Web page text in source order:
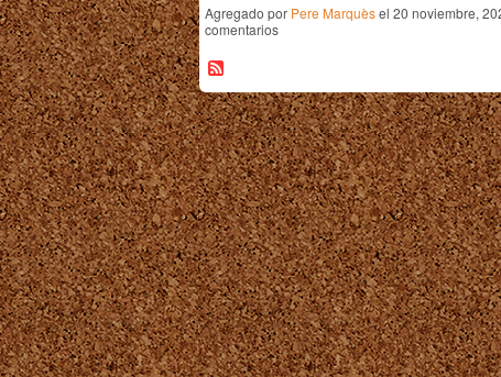
Agregado por Pere Marquèsel 20 noviembre,
comentarios